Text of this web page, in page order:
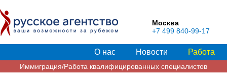
Москва
+7 499 840-99-17
О нас Новости Работа
Иммиграция/Работа квалифицированных специалистов